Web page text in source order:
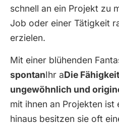
schnell an ein Projekt zu
Job oder einer Tätigkeit
erzielen.
Mit einer blühenden
spontanIhr aDie
ungewöhnlich und
mit ihnen an Projekten ist
hinaus besitzen sie oft